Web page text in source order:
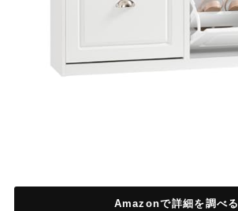
Amazonで詳細を調べる